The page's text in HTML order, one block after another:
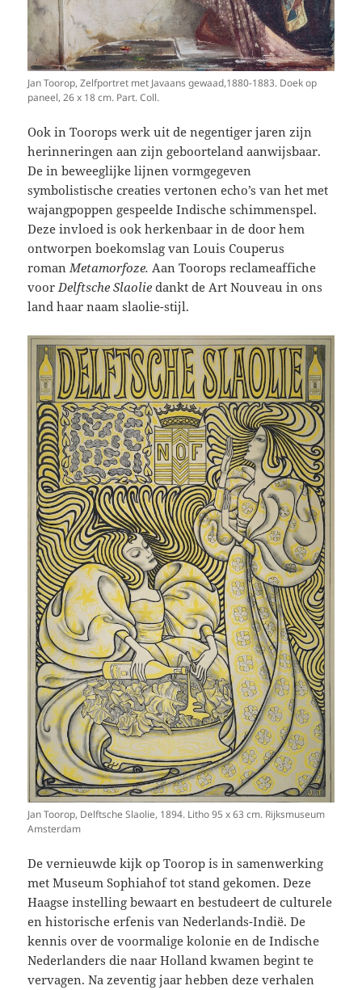
Jan Toorop, Zelfportret met Javaans gewaad,1880-1883. Doek op
paneel, 26 x 18 cm. Part. Coll.
Ook in Toorops werk uit de negentiger jaren zijn
herinneringen aan zijn geboorteland aanwijsbaar.
De in beweeglijke lijnen vormgegeven
symbolistische creaties vertonen echo’s van het met
wajangpoppen gespeelde Indische schimmenspel.
Deze invloed is ook herkenbaar in de door hem
ontworpen boekomslag van Louis Couperus
romanMetamorfoze.Aan Toorops reclameaffiche
voorDelftsche Slaolie dankt de Art Nouveau in ons
land haar naam slaolie-stijl.
Jan Toorop, Delftsche Slaolie, 1894. Litho 95 x 63 cm. Rijksmuseum
Amsterdam
De vernieuwde kijk op Toorop is in samenwerking
met Museum Sophiahof tot stand gekomen. Deze
Haagse instelling bewaart en bestudeert de culturele
en historische erfenis van Nederlands-Indië. De
kennis over de voormalige kolonie en de Indische
Nederlanders die naar Holland kwamen begint te
vervagen. Na zeventig jaar hebben deze verhalen